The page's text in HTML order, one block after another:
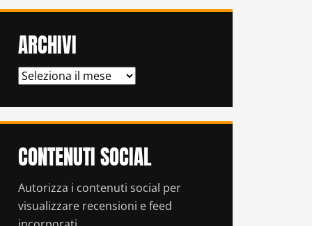
ARCHIVI
ARCHIVI
CONTENUTI SOCIAL
Autorizza i contenuti social per
visualizzare recensioni e feed